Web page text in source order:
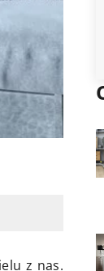
z nas.